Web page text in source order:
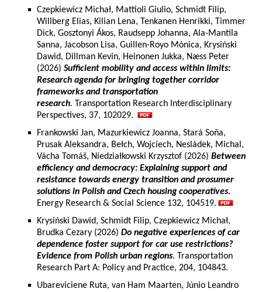
Czepkiewicz Michał, Mattioli Giulio, Schmidt Filip,
Willberg Elias, Kilian Lena, Tenkanen Henrikki, Timmer
Dick, Gosztonyi Ákos, Raudsepp Johanna, Ala-Mantila
Sanna, Jacobson Lisa, Guillen-Royo Mònica, Krysiński
Dawid, Dillman Kevin, Heinonen Jukka, Næss Peter
(2026) Sufficient mobility and access within limits:
Research agenda for bringing together corridor
frameworks and transportation
research. Transportation Research Interdisciplinary
Perspectives, 37, 102029.
Frankowski Jan, Mazurkiewicz Joanna, Stará Soňa,
Prusak Aleksandra, Bełch, Wojciech, Nesládek, Michal,
Vácha Tomáš, Niedziałkowski Krzysztof (2026) Between
efficiency and democracy: Explaining support and
resistance towards energy transition and prosumer
solutions in Polish and Czech housing cooperatives.
Energy Research & Social Science 132, 104519.
Krysiński Dawid, Schmidt Filip, Czepkiewicz Michał,
Brudka Cezary (2026) Do negative experiences of car
dependence foster support for car use restrictions?
Evidence from Polish urban regions. Transportation
Research Part A: Policy and Practice, 204, 104843.
Ubareviciene Ruta, van Ham Maarten, Júnio Leandro